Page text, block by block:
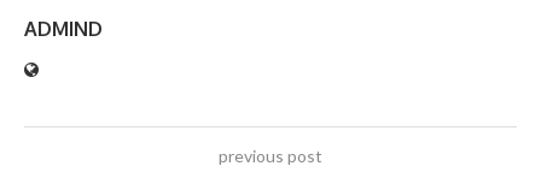
ADMIND
previous post